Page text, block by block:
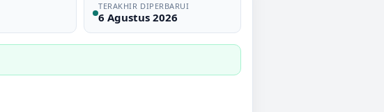
TERAKHIR DIPERBARUI
6 Agustus 2026